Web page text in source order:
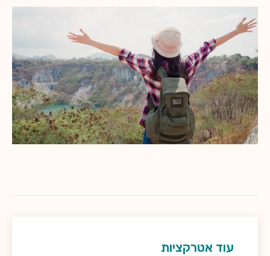
עוד אטרקציות